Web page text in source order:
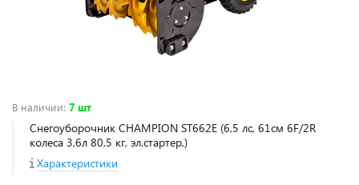
В наличии: 7 шт
Снегоуборочник CHAMPION ST662E (6,5 лс, 61см 6F/2R
колеса 3,6л 80,5 кг, эл.стартер,)
Характеристики